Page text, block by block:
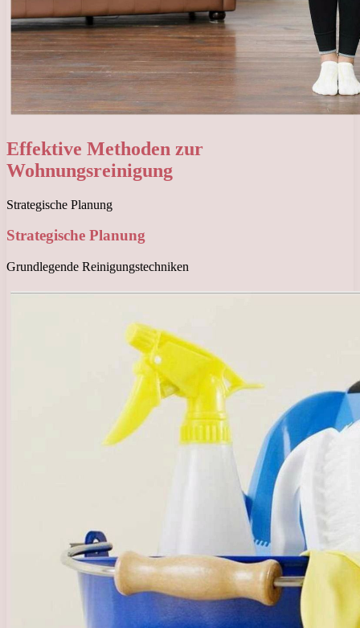
Effektive Methoden zur
Wohnungsreinigung
Strategische Planung
Strategische Planung
Grundlegende Reinigungstechniken